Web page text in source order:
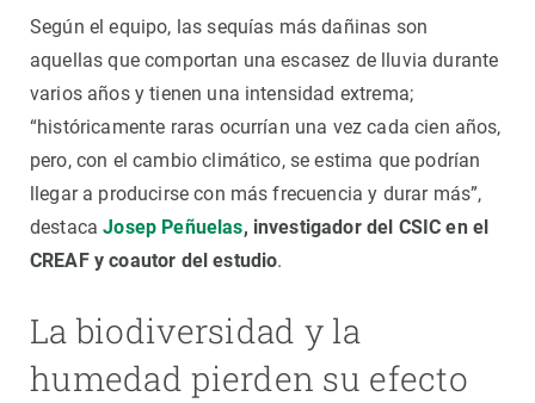
Según el equipo, las sequías más dañinas son
aquellas que comportan una escasez de lluvia durante
varios años y tienen una intensidad extrema;
“históricamente raras ocurrían una vez cada cien años,
pero, con el cambio climático, se estima que podrían
llegar a producirse con más frecuencia y durar más”,
destacaJosep Peñuelas, investigador del CSIC en el
CREAF y coautor del estudio.
La biodiversidad y la
humedad pierden su efecto